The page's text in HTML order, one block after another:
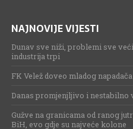
NAJNOVIJE VIJESTI
Dunav sve niži, problemi sve
industrija trpi
FK Velež doveo mladog
Danas promjenjljivo i nestabilno
Gužve na granicama od ranog
BiH, evo gdje su najveće kolone